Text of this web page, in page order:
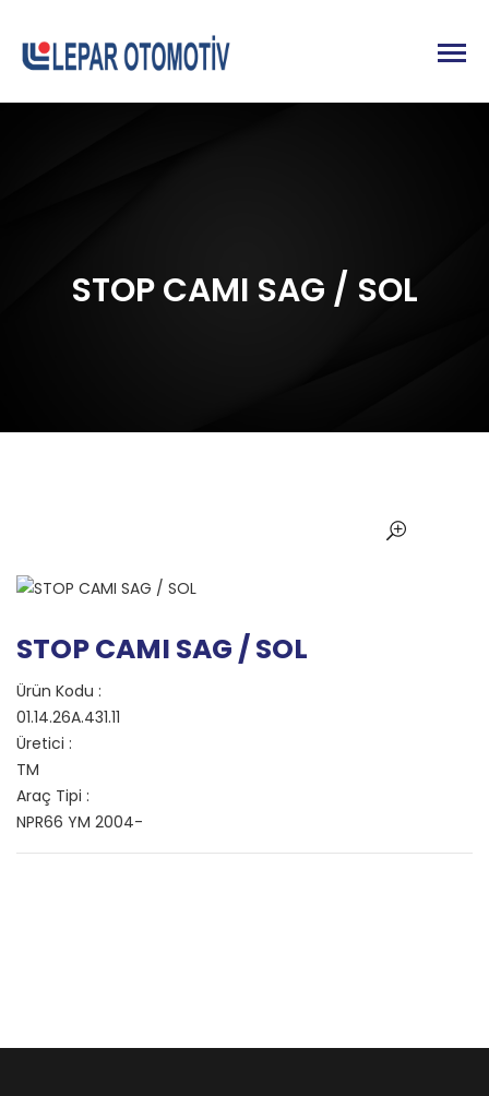
STOP CAMI SAG / SOL
STOP CAMI SAG / SOL
Ürün Kodu :
01.14.26A.431.11
Üretici :
TM
Araç Tipi :
NPR66 YM 2004-